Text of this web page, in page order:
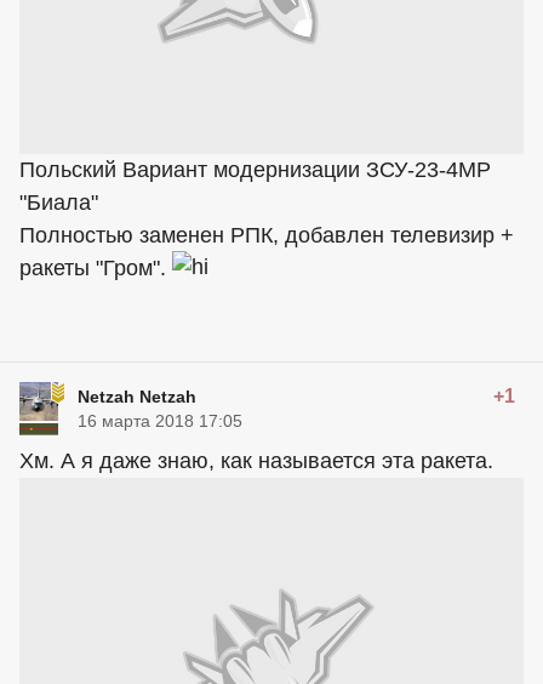
Польский Вариант модернизации ЗСУ-23-4МР
"Биала"
Полностью заменен РПК, добавлен телевизир +
ракеты "Гром".
Netzah Netzah +1
16 марта 2018 17:05
Хм. А я даже знаю, как называется эта ракета.